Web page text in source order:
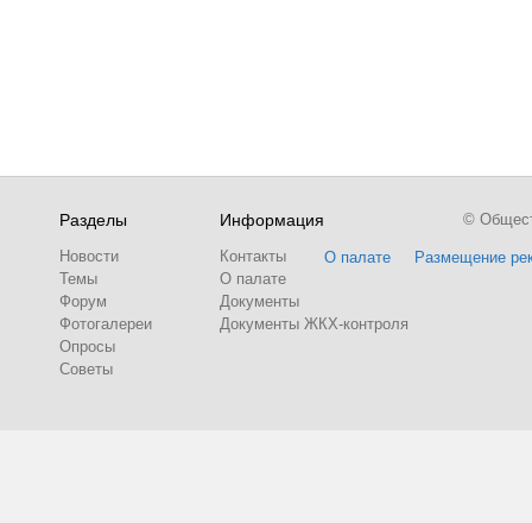
Разделы
Новости
Темы
Форум
Фотогалереи
Опросы
Советы
Информация
Контакты
О палате
Документы
Документы ЖКХ-контроля
О палате Размещение
©